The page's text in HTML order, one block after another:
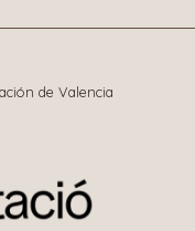
de Valencia